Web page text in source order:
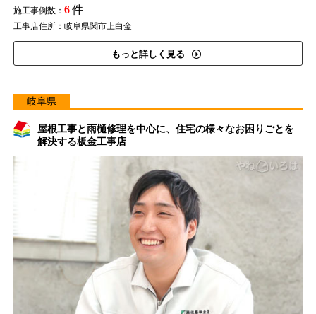
施工事例数： 6件
工事店住所：岐阜県関市上白金
もっと詳しく見る
岐阜県
屋根工事と雨樋修理を中心に、住宅の様々なお困りごとを
解決する板金工事店